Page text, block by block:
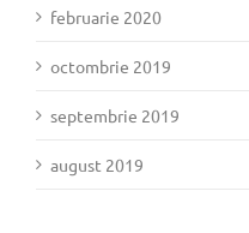
februarie 2020
octombrie 2019
septembrie 2019
august 2019